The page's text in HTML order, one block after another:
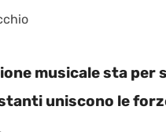
musicale sta per
uniscono le